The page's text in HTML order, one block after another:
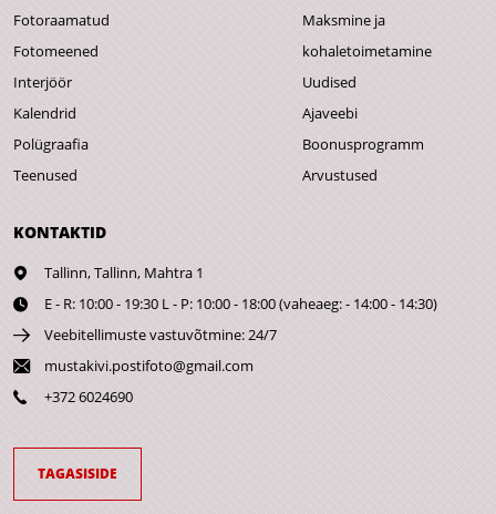
Fotoraamatud
Fotomeened
Interjöör
Kalendrid
Polügraafia
Teenused
Maksmine ja
kohaletoimetamine
Uudised
Ajaveebi
Boonusprogramm
Arvustused
KONTAKTID
Tallinn,Tallinn, Mahtra 1
E - R: 10:00 - 19:30 L - P: 10:00 - 18:00 (vaheaeg: - 14:00 - 14:30)
Veebitellimuste vastuvõtmine: 24/7
mustakivi.postifoto@gmail.com
+372 6024690
TAGASISIDE